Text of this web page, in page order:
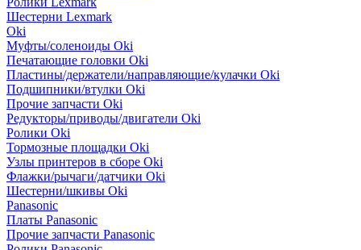
Шестерни Lexmark
Oki
Муфты/соленоиды Oki
Печатающие головки Oki
Пластины/держатели/направляющие/кулачки Oki
Подшипники/втулки Oki
Прочие запчасти Oki
Редукторы/приводы/двигатели Oki
Ролики Oki
Тормозные площадки Oki
Узлы принтеров в сборе Oki
Флажки/рычаги/датчики Oki
Шестерни/шкивы Oki
Panasonic
Платы Panasonic
Прочие запчасти Panasonic